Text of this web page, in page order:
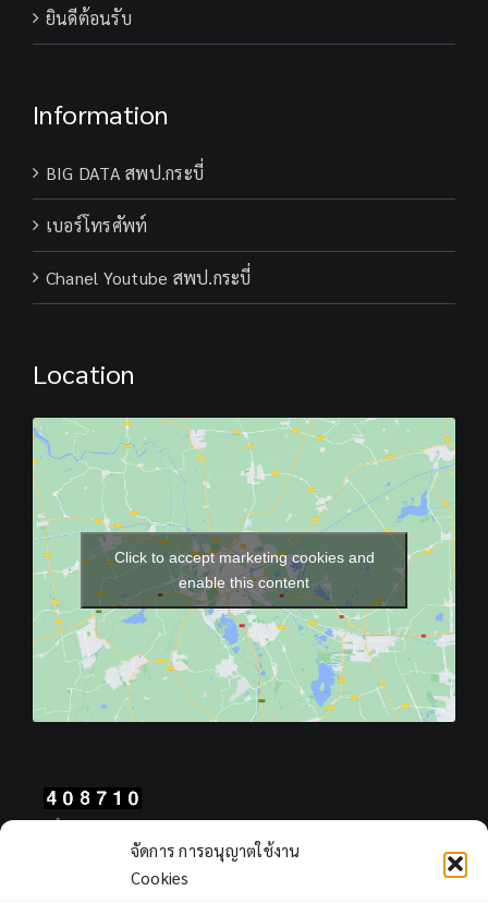
จัดการ การอนุญาตใช้งาน
Cookies
ยินดีต้อนรับ
Information
BIG DATA สพป.กระบี่
เบอร์โทรศัพท์
Chanel Youtube สพป.กระบี่
Location
Click to accept marketing cookies and
enable this content
Views Today : 84
Views Yesterday : 2311